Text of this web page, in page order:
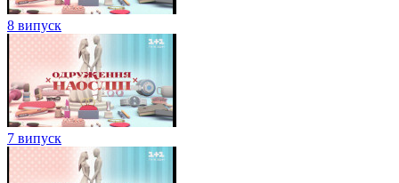
8 випуск
7 випуск